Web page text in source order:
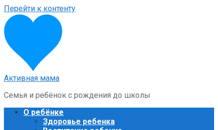
Перейти к контенту
Активная мама
Семья и ребёнок с рождения до школы
О ребёнке
Здоровье ребенка